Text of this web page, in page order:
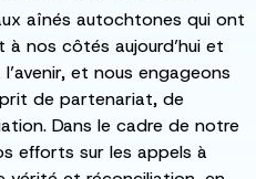
aînés autochtones qui ont
nos côtés aujourd’hui et
et nous engageons
de partenariat, de
Dans le cadre de notre
efforts sur les appels à